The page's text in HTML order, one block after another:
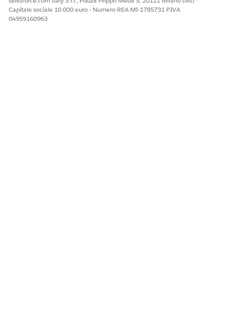
Capitale sociale 10.000 euro - Numero REA MI-1785731 P.IVA
04959160963